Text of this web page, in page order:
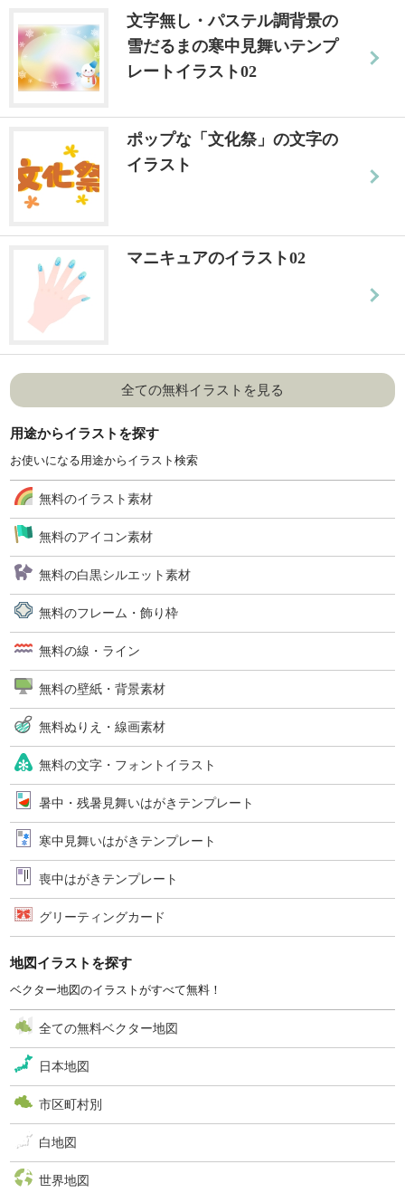
文字無し・パステル調背景の
雪だるまの寒中見舞いテンプ
レートイラスト02
ポップな「文化祭」の文字の
イラスト
マニキュアのイラスト02
全ての無料イラストを見る
用途からイラストを探す
お使いになる用途からイラスト検索
無料のイラスト素材
無料のアイコン素材
無料の白黒シルエット素材
無料のフレーム・飾り枠
無料の線・ライン
無料の壁紙・背景素材
無料ぬりえ・線画素材
無料の文字・フォントイラスト
暑中・残暑見舞いはがきテンプレート
寒中見舞いはがきテンプレート
喪中はがきテンプレート
グリーティングカード
地図イラストを探す
ベクター地図のイラストがすべて無料！
全ての無料ベクター地図
日本地図
市区町村別
白地図
世界地図